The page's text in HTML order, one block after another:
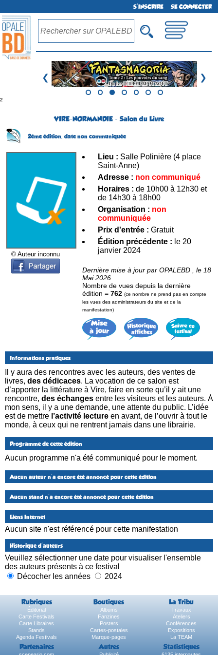
S'INSCRIRE SE CONNECTER
❮ ❯
²
VIRE-NORMANDIE - Salon du Livre
2ème édition, date non communiquée
© Auteur inconnu
Lieu : Salle Polinière (4 place
Saint-Anne)
Adresse : non communiqué
Horaires : de 10h00 à 12h30 et
de 14h30 à 18h00
Organisation : non
communiquée
Prix d'entrée : Gratuit
Édition précédente : le 20
janvier 2024
Dernière mise à jour par OPALEBD , le 18
Mai 2026
Nombre de vues depuis la dernière
édition = 762 (ce nombre ne prend pas en compte
les vues des administrateurs du site et de la
manifestation)
Informations pratiques
Il y aura des rencontres avec les auteurs, des ventes de
livres, des dédicaces. La vocation de ce salon est
d’apporter la littérature à Vire, faire en sorte qu’il y ait une
rencontre, des échanges entre les visiteurs et les auteurs. À
mon sens, il y a une demande, une attente du public. L’idée
est de mettre l’activité lecture en avant, de l’ouvrir à tout le
monde, à ceux qui ne rentrent jamais dans une librairie.
Programme de cette édition
Aucun programme n'a été communiqué pour le moment.
Aucun auteur n'a encore été annoncé pour cette édition
Aucun stand n'a encore été annoncé pour cette édition
Liens Internet
Aucun site n'est référencé pour cette manifestation
Historique d'auteurs
Veuillez sélectionner une date pour visualiser l'ensemble
des auteurs présents à ce festival
Décocher les années
2024
Rubriques Boutiques La Tribu
Éditorial Albums
Travaux
Carte Festivals
Fanzines
Ateliers
Carte Libraires
Posters
Conférences
Stands
Cartes-postales
Expositions
Agenda Festivals
Marque-pages La TEAM
Partenaires Autres Statistiques